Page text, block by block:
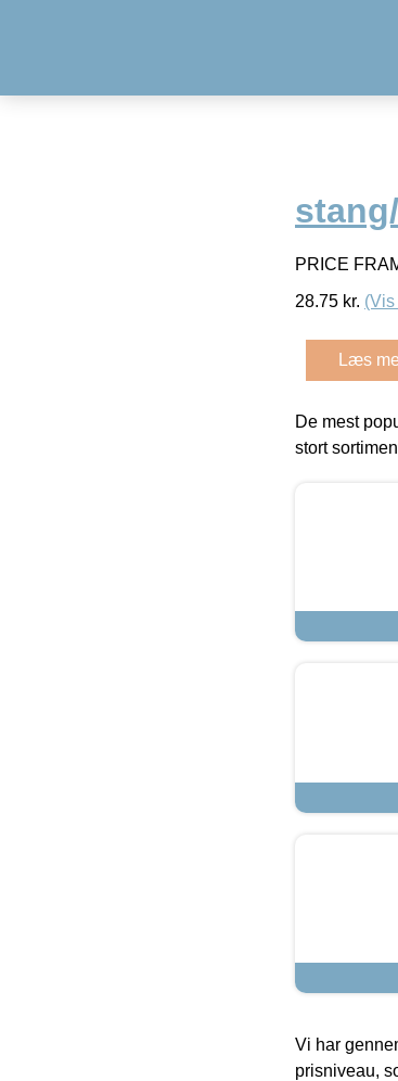
PRICE
28.75 kr.
Læs
De mest
stort
Vi har
prisniveau,